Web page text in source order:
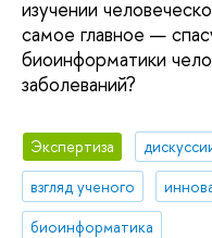
изучении
самое главное —
биоинформатики
заболеваний?
Экспертиза
взгляд ученого
биоинформатика